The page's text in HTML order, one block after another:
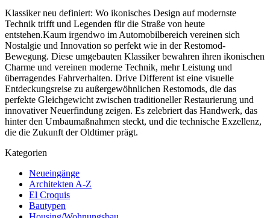
Klassiker neu definiert: Wo ikonisches Design auf modernste
Technik trifft und Legenden für die Straße von heute
entstehen.Kaum irgendwo im Automobilbereich vereinen sich
Nostalgie und Innovation so perfekt wie in der Restomod-
Bewegung. Diese umgebauten Klassiker bewahren ihren ikonischen
Charme und vereinen moderne Technik, mehr Leistung und
überragendes Fahrverhalten. Drive Different ist eine visuelle
Entdeckungsreise zu außergewöhnlichen Restomods, die das
perfekte Gleichgewicht zwischen traditioneller Restaurierung und
innovativer Neuerfindung zeigen. Es zelebriert das Handwerk, das
hinter den Umbaumaßnahmen steckt, und die technische Exzellenz,
die die Zukunft der Oldtimer prägt.
Kategorien
Neueingänge
Architekten A-Z
El Croquis
Bautypen